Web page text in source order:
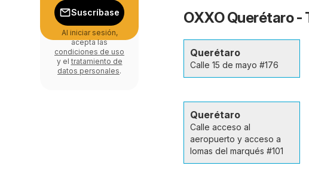
OXXO Querétaro -
Querétaro
Calle 15 de mayo #176
Querétaro
Calle acceso al
aeropuerto y acceso a
lomas del marqués #101
Suscríbase
Al iniciar sesión,
acepta las
condiciones de uso
y el tratamiento de
datos personales.